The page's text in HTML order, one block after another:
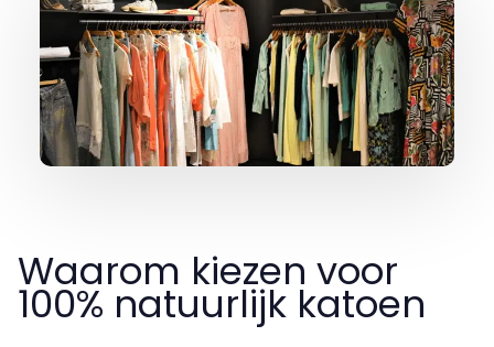
Waarom kiezen voor
100% natuurlijk katoen